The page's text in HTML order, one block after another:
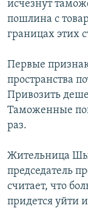
исчезнут
пошлина с
границах этих
Первые
пространства
Привозить
Таможенные
раз.
Жительница
председатель
считает, что
придется уйти